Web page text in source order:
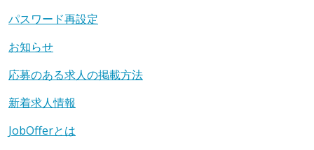
パスワード再設定
お知らせ
応募のある求人の掲載方法
新着求人情報
JobOfferとは